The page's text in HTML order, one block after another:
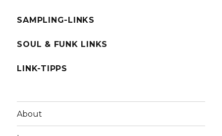
SAMPLING-LINKS
SOUL & FUNK LINKS
LINK-TIPPS
About